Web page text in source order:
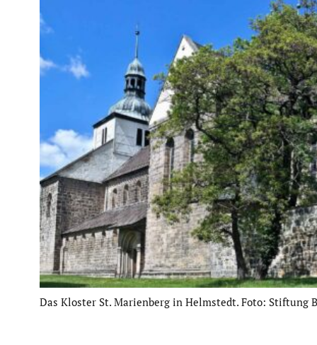
Das Kloster St. Marien­berg in Helmstedt. Foto: Stiftung